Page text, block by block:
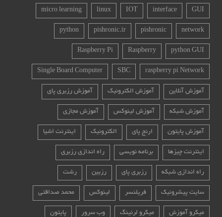
GUI
interface
IOT
linux
micro learning
network
pishronic
pishronic.ir
python
python GUI
Raspberry
Raspberry Pi
raspberry pi Network
SBC
Single Board Computer
آموزش آنلاین آموزش الکترونیک آموزش رزبری پای
آموزش شبکه آموزش لینوکس آموزش مجازی
آموزش پایتون ارنج پای الکترونیک اینترنت اشیا
اینترنت چیزها برنامه نویسی راه اندازی رزبری
راه اندازی شبکه رزبری پای رزبین رشت
سایت پیشرونیک فریلنسر لینوکس محمد صداقتی
میکرو آموزش میکرو لرنینگ وب سرور پایتون